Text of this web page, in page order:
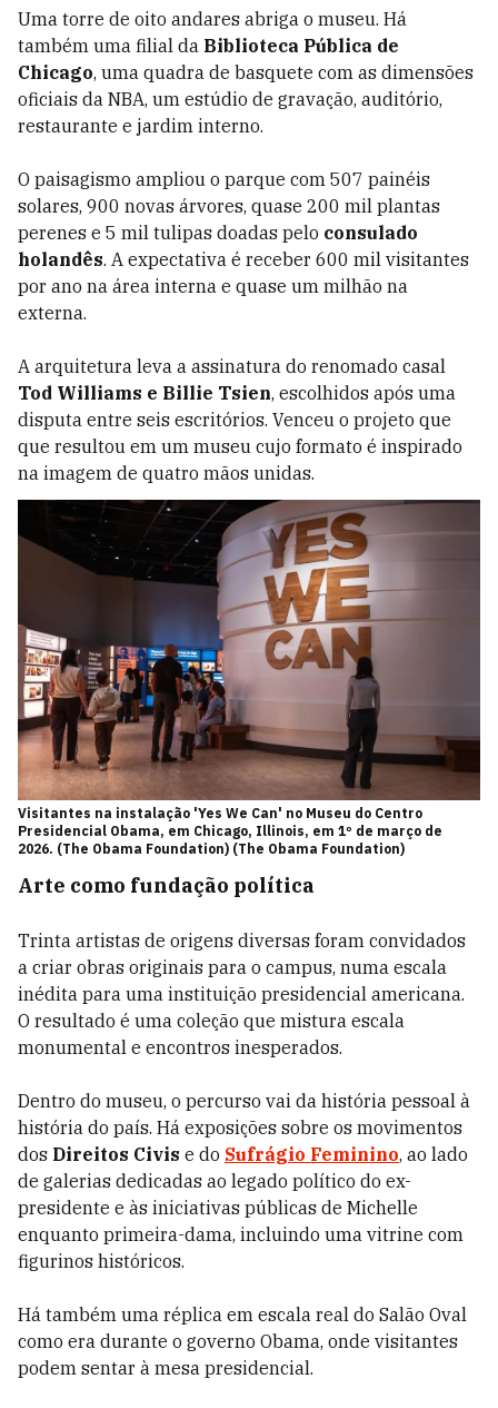
Uma torre de oito andares abriga o museu. Há
também uma filial da Biblioteca Pública de
Chicago, uma quadra de basquete com as dimensões
oficiais da NBA, um estúdio de gravação, auditório,
restaurante e jardim interno.
O paisagismo ampliou o parque com 507 painéis
solares, 900 novas árvores, quase 200 mil plantas
perenes e 5 mil tulipas doadas pelo consulado
holandês. A expectativa é receber 600 mil visitantes
por ano na área interna e quase um milhão na
externa.
A arquitetura leva a assinatura do renomado casal
Tod Williams e Billie Tsien, escolhidos após uma
disputa entre seis escritórios. Venceu o projeto que
que resultou em um museu cujo formato é inspirado
na imagem de quatro mãos unidas.
Visitantes na instalação 'Yes We Can' no Museu do Centro
Presidencial Obama, em Chicago, Illinois, em 1º de março de
2026. (The Obama Foundation) (The Obama Foundation)
Arte como fundação política
Trinta artistas de origens diversas foram convidados
a criar obras originais para o campus, numa escala
inédita para uma instituição presidencial americana.
O resultado é uma coleção que mistura escala
monumental e encontros inesperados.
Dentro do museu, o percurso vai da história pessoal à
história do país. Há exposições sobre os movimentos
dos Direitos Civis e do Sufrágio Feminino, ao lado
de galerias dedicadas ao legado político do ex-
presidente e às iniciativas públicas de Michelle
enquanto primeira-dama, incluindo uma vitrine com
figurinos históricos.
Há também uma réplica em escala real do Salão Oval
como era durante o governo Obama, onde visitantes
podem sentar à mesa presidencial.